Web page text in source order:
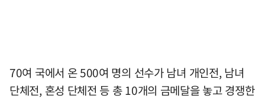
70여 국에서 온 500여 명의 선수가 남녀 개인전, 남녀
단체전, 혼성 단체전 등 총 10개의 금메달을 놓고 경쟁한